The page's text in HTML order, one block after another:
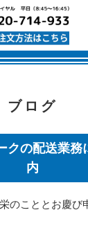
ブログ
クの配送業務
内
のこととお慶び